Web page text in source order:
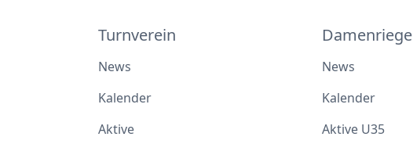
Turnverein
News
Kalender
Aktive
Damenriege
News
Kalender
Aktive U35